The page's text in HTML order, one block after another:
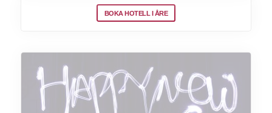
Innan din sittning börjar är du varmt
välkommen att starta kvällen med ett glas i
baren. Baren är öppen fram till 02:00.
FRAMFÖR BRASAN Bubbel & pocherat
vodka gelé syltad rödlök
PÅ TÄLJSTENEN:
Ankbröst/rådjursadel/fjällko
BOKA HOTELL I ÅRE